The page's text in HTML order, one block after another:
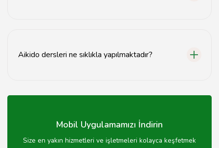
Aikido dersleri ne sıklıkla yapılmaktadır?
düzenlenmektedir.
Mobil Uygulamamızı İndirin
Size en yakın hizmetleri ve işletmeleri kolayca keşfetmek